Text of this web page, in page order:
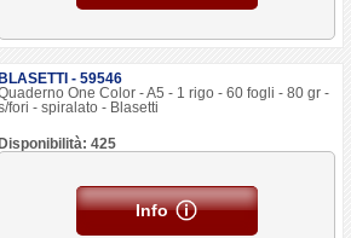
BLASETTI - 59546
One Color - A5 - 1 rigo - 60 fogli - 80 gr -
fori - spiralato - Blasetti
Disponibilità: 425
Info